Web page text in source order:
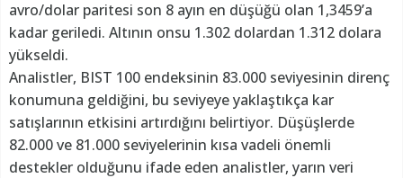
avro/dolar paritesi son 8 ayın en düşüğü olan 1,3459’a
kadar geriledi. Altının onsu 1.302 dolardan 1.312 dolara
yükseldi.
Analistler, BIST 100 endeksinin 83.000 seviyesinin direnç
konumuna geldiğini, bu seviyeye yaklaştıkça kar
satışlarının etkisini artırdığını belirtiyor. Düşüşlerde
82.000 ve 81.000 seviyelerinin kısa vadeli önemli
destekler olduğunu ifade eden analistler, yarın veri